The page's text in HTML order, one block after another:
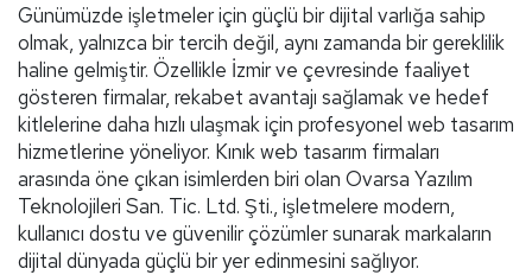
Günümüzde işletmeler için güçlü bir dijital varlığa sahip
olmak, yalnızca bir tercih değil, aynı zamanda bir gereklilik
haline gelmiştir. Özellikle İzmir ve çevresinde faaliyet
gösteren firmalar, rekabet avantajı sağlamak ve hedef
kitlelerine daha hızlı ulaşmak için profesyonel web tasarım
hizmetlerine yöneliyor. Kınık web tasarım firmaları
arasında öne çıkan isimlerden biri olan Ovarsa Yazılım
Teknolojileri San. Tic. Ltd. Şti., işletmelere modern,
kullanıcı dostu ve güvenilir çözümler sunarak markaların
dijital dünyada güçlü bir yer edinmesini sağlıyor.